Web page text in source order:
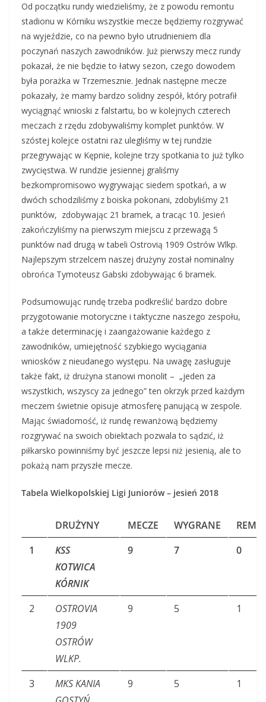
Od początku rundy wiedzieliśmy, że z powodu remontu
stadionu w Kórniku wszystkie mecze będziemy rozgrywać
na wyjeździe, co na pewno było utrudnieniem dla
poczynań naszych zawodników. Już pierwszy mecz rundy
pokazał, że nie będzie to łatwy sezon, czego dowodem
była porażka w Trzemesznie. Jednak następne mecze
pokazały, że mamy bardzo solidny zespół, który potrafił
wyciągnąć wnioski z falstartu, bo w kolejnych czterech
meczach z rzędu zdobywaliśmy komplet punktów. W
szóstej kolejce ostatni raz ulegliśmy w tej rundzie
przegrywając w Kępnie, kolejne trzy spotkania to już tylko
zwycięstwa. W rundzie jesiennej graliśmy
bezkompromisowo wygrywając siedem spotkań, a w
dwóch schodziliśmy z boiska pokonani, zdobyliśmy 21
punktów, zdobywając 21 bramek, a tracąc 10. Jesień
zakończyliśmy na pierwszym miejscu z przewagą 5
punktów nad drugą w tabeli Ostrovią 1909 Ostrów Wlkp.
Najlepszym strzelcem naszej drużyny został nominalny
obrońca Tymoteusz Gabski zdobywając 6 bramek.
Podsumowując rundę trzeba podkreślić bardzo dobre
przygotowanie motoryczne i taktyczne naszego zespołu,
a także determinację i zaangażowanie każdego z
zawodników, umiejętność szybkiego wyciągania
wniosków z nieudanego występu. Na uwagę zasługuje
także fakt, iż drużyna stanowi monolit – „jeden za
wszystkich, wszyscy za jednego” ten okrzyk przed każdym
meczem świetnie opisuje atmosferę panującą w zespole.
Mając świadomość, iż rundę rewanżową będziemy
rozgrywać na swoich obiektach pozwala to sądzić, iż
piłkarsko powinniśmy być jeszcze lepsi niż jesienią, ale to
pokażą nam przyszłe mecze.
Tabela Wielkopolskiej Ligi Juniorów – jesień 2018
DRUŻYNY MECZE WYGRANE
REMIS
1
KSS
KOTWICA
KÓRNIK
9 7 0
2
OSTROVIA
1909
OSTRÓW
WLKP.
9 5 1
3
MKS KANIA
9 5 1